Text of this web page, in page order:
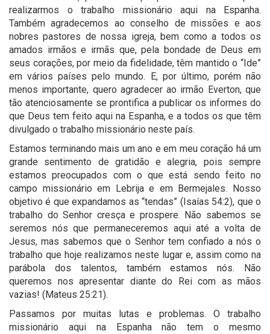
realizarmos o trabalho missionário aqui na Espanha.
Também agradecemos ao conselho de missões e aos
nobres pastores de nossa igreja, bem como a todos os
amados irmãos e irmãs que, pela bondade de Deus em
seus corações, por meio da fidelidade, têm mantido o “Ide”
em vários países pelo mundo. E, por último, porém não
menos importante, quero agradecer ao irmão Everton, que
tão atenciosamente se prontifica a publicar os informes do
que Deus tem feito aqui na Espanha, e a todos os que têm
divulgado o trabalho missionário neste país.
Estamos terminando mais um ano e em meu coração há um
grande sentimento de gratidão e alegria, pois sempre
estamos preocupados com o que está sendo feito no
campo missionário em Lebrija e em Bermejales. Nosso
objetivo é que expandamos as “tendas” (Isaías 54:2), que o
trabalho do Senhor cresça e prospere. Não sabemos se
seremos nós que permaneceremos aqui até a volta de
Jesus, mas sabemos que o Senhor tem confiado a nós o
trabalho que hoje realizamos neste lugar e, assim como na
parábola dos talentos, também estamos nós. Não
queremos nos apresentar diante do Rei com as mãos
vazias! (Mateus 25:21).
Passamos por muitas lutas e problemas. O trabalho
missionário aqui na Espanha não tem o mesmo